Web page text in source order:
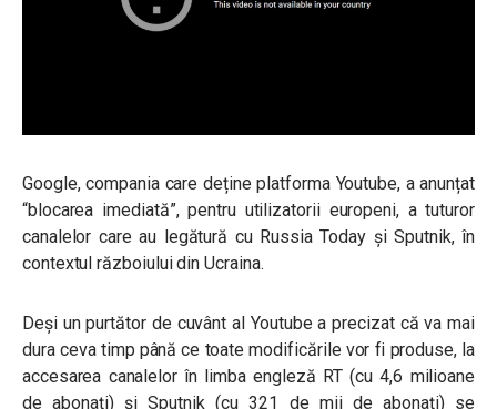
Google, compania care deține platforma Youtube, a anunțat
“blocarea imediată”, pentru utilizatorii europeni, a tuturor
canalelor care au legătură cu Russia Today și Sputnik, în
contextul războiului din Ucraina.
Deși un purtător de cuvânt al Youtube a precizat că va mai
dura ceva timp până ce toate modificările vor fi produse, la
accesarea canalelor în limba engleză RT (cu 4,6 milioane
de abonați) și Sputnik (cu 321 de mii de abonați) se